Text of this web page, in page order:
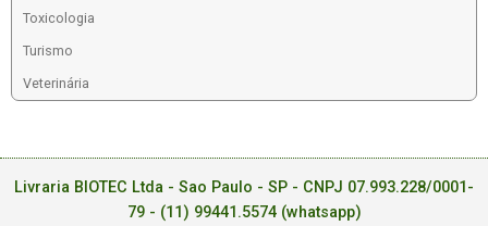
Toxicologia
Turismo
Veterinária
Livraria BIOTEC Ltda - Sao Paulo - SP - CNPJ 07.993.228/0001-
79 - (11) 99441.5574 (whatsapp)